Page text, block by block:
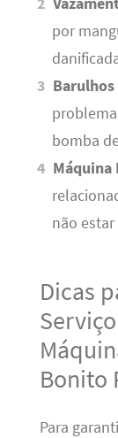
por
bomba
Máquina
não
Dicas
Bonito
Para